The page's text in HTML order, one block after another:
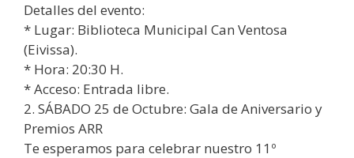
Detalles del evento:
* Lugar: Biblioteca Municipal Can Ventosa
(Eivissa).
* Hora: 20:30 H.
* Acceso: Entrada libre.
2. SÁBADO 25 de Octubre: Gala de Aniversario y
Premios ARR
Te esperamos para celebrar nuestro 11º